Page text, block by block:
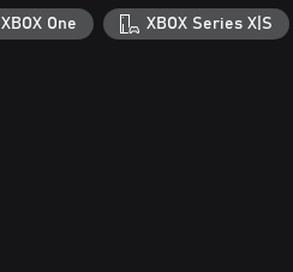
XBOX One XBOX Series X|S